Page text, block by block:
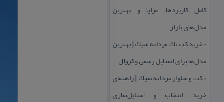
كامل كاربردها، مزایا و بهترین
مدل‌های بازار
::خرید كت تك مردانه شیك | بهترین
مدل‌ها برای استایل رسمی و كژوال
::كت و شلوار مردانه شیك | راهنمای
خرید، انتخاب و استایل‌سازی